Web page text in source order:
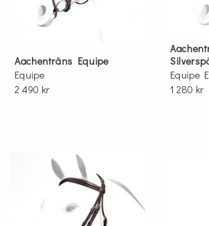
Aachenträns Equipe
Equipe
2 490 kr
Equipe
1 280 kr